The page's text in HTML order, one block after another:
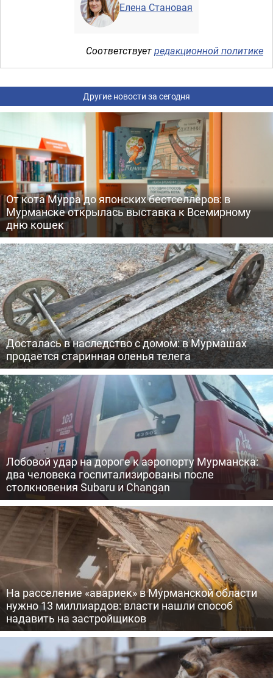
Елена Становая
Соответствуетредакционной политике
Другие новости за сегодня
От кота Мурра до японских бестселлеров: в
Мурманске открылась выставка к Всемирному
дню кошек
Досталась в наследство с домом: в Мурмашах
продается старинная оленья телега
Лобовой удар на дороге к аэропорту Мурманска:
два человека госпитализированы после
столкновения Subaru и Changan
На расселение «авариек» в Мурманской области
нужно 13 миллиардов: власти нашли способ
надавить на застройщиков